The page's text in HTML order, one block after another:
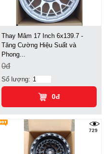
Thay Mâm 17 Inch 6x139.7 -
Tăng Cường Hiệu Suất và
Phong...
0đ
Số lượng:
0đ
729